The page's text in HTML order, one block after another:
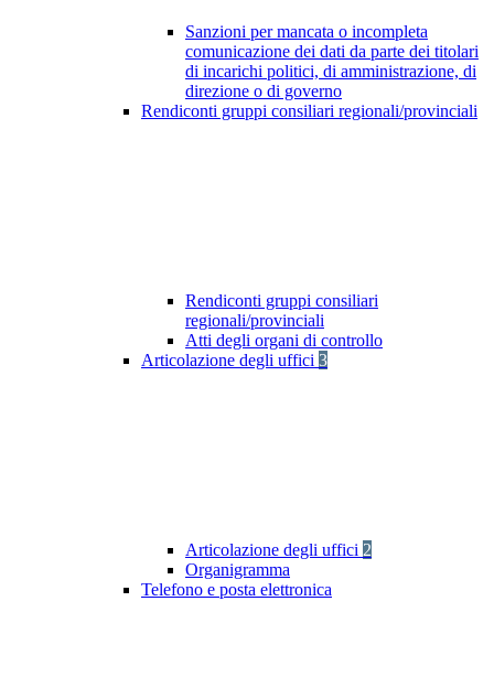
Sanzioni per mancata o incompleta
comunicazione dei dati da parte dei titolari
di incarichi politici, di amministrazione, di
direzione o di governo
Rendiconti gruppi consiliari regionali/provinciali
Rendiconti gruppi consiliari
regionali/provinciali
Atti degli organi di controllo
Articolazione degli uffici 3
Articolazione degli uffici 2
Organigramma
Telefono e posta elettronica